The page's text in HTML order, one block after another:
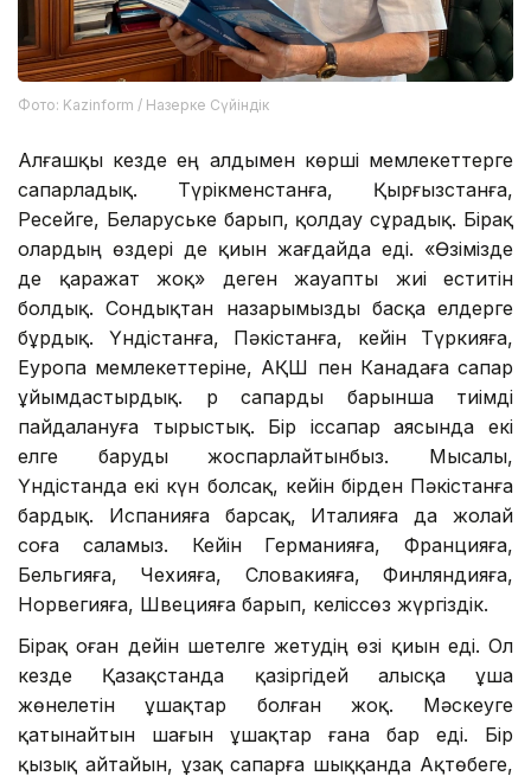
Фото: Kazinform / Назерке Сүйіндік
Алғашқы кезде ең алдымен көрші мемлекеттерге
сапарладық. Түрікменстанға, Қырғызстанға,
Ресейге, Беларуське барып, қолдау сұрадық. Бірақ
олардың өздері де қиын жағдайда еді. «Өзімізде
де қаражат жоқ» деген жауапты жиі еститін
болдық. Сондықтан назарымызды басқа елдерге
бұрдық. Үндістанға, Пәкістанға, кейін Түркияға,
Еуропа мемлекеттеріне, АҚШ пен Канадаға сапар
ұйымдастырдық. Әр сапарды барынша тиімді
пайдалануға тырыстық. Бір іссапар аясында екі
елге баруды жоспарлайтынбыз. Мысалы,
Үндістанда екі күн болсақ, кейін бірден Пәкістанға
бардық. Испанияға барсақ, Италияға да жолай
соға саламыз. Кейін Германияға, Францияға,
Бельгияға, Чехияға, Словакияға, Финляндияға,
Норвегияға, Швецияға барып, келіссөз жүргіздік.
Бірақ оған дейін шетелге жетудің өзі қиын еді. Ол
кезде Қазақстанда қазіргідей алысқа ұша
жөнелетін ұшақтар болған жоқ. Мәскеуге
қатынайтын шағын ұшақтар ғана бар еді. Бір
қызық айтайын, ұзақ сапарға шыққанда Ақтөбеге,